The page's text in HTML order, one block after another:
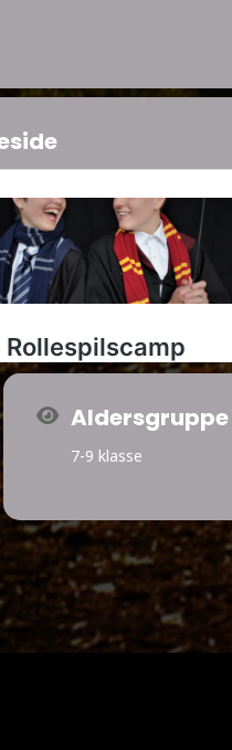
Aldersgruppe
7-9 klasse